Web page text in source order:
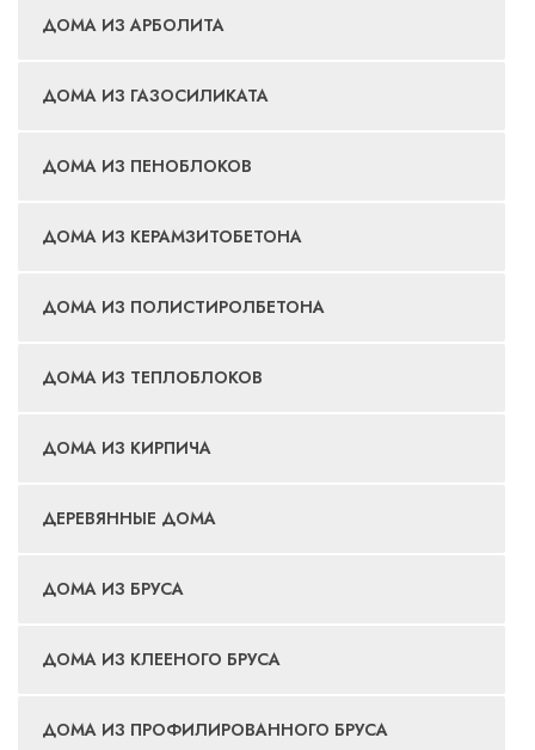
ДОМА ИЗ АРБОЛИТА
ДОМА ИЗ ГАЗОСИЛИКАТА
ДОМА ИЗ ПЕНОБЛОКОВ
ДОМА ИЗ КЕРАМЗИТОБЕТОНА
ДОМА ИЗ ПОЛИСТИРОЛБЕТОНА
ДОМА ИЗ ТЕПЛОБЛОКОВ
ДОМА ИЗ КИРПИЧА
ДЕРЕВЯННЫЕ ДОМА
ДОМА ИЗ БРУСА
ДОМА ИЗ КЛЕЕНОГО БРУСА
ДОМА ИЗ ПРОФИЛИРОВАННОГО БРУСА